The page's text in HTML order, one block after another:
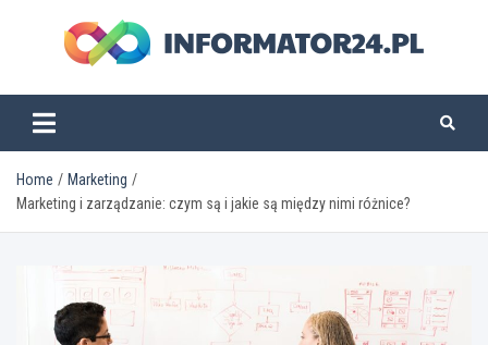
informator24.pl
Home
Marketing
Marketing i zarządzanie: czym są i jakie są między nimi różnice?